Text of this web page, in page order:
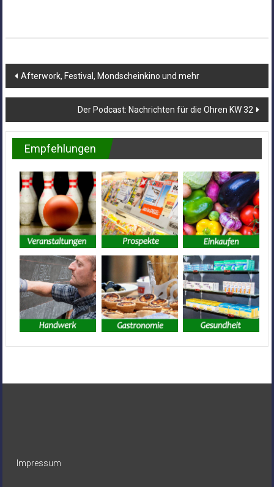
Beitragsnavigation
Afterwork, Festival, Mondscheinkino und mehr
Der Podcast: Nachrichten für die Ohren KW 32
Empfehlungen
Impressum